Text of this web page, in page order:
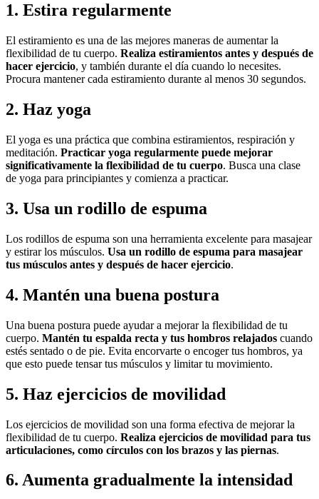
1. Estira regularmente
El estiramiento es una de las mejores maneras de aumentar la
flexibilidad de tu cuerpo. Realiza estiramientos antes y después de
hacer ejercicio, y también durante el día cuando lo necesites.
Procura mantener cada estiramiento durante al menos 30 segundos.
2. Haz yoga
El yoga es una práctica que combina estiramientos, respiración y
meditación. Practicar yoga regularmente puede mejorar
significativamente la flexibilidad de tu cuerpo. Busca una clase
de yoga para principiantes y comienza a practicar.
3. Usa un rodillo de espuma
Los rodillos de espuma son una herramienta excelente para masajear
y estirar los músculos. Usa un rodillo de espuma para masajear
tus músculos antes y después de hacer ejercicio.
4. Mantén una buena postura
Una buena postura puede ayudar a mejorar la flexibilidad de tu
cuerpo. Mantén tu espalda recta y tus hombros relajados cuando
estés sentado o de pie. Evita encorvarte o encoger tus hombros, ya
que esto puede tensar tus músculos y limitar tu movimiento.
5. Haz ejercicios de movilidad
Los ejercicios de movilidad son una forma efectiva de mejorar la
flexibilidad de tu cuerpo. Realiza ejercicios de movilidad para tus
articulaciones, como círculos con los brazos y las piernas.
6. Aumenta gradualmente la intensidad